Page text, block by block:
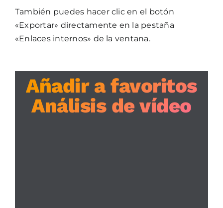
También puedes hacer clic en el botón
«Exportar» directamente en la pestaña
«Enlaces internos» de la ventana.
Añadir a favoritos
Análisis de vídeo